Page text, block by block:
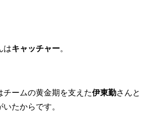
はキャッチャー。
チームの黄金期を支えた伊東勤さんと
たからです。